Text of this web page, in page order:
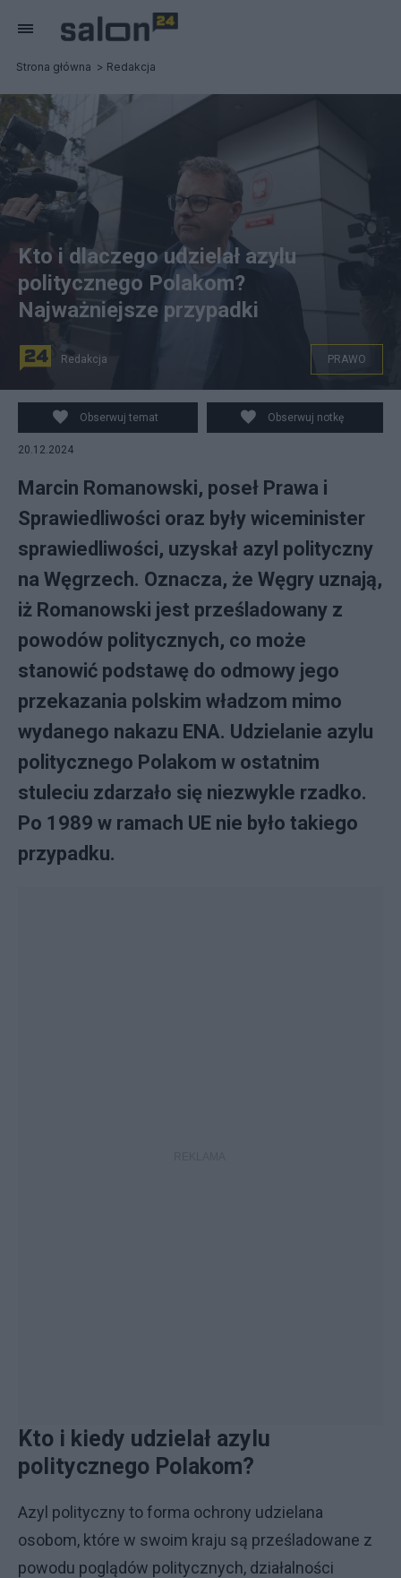
Strona główna Redakcja
fot. PAP/Paweł Supernak
Kto i dlaczego udzielał azylu
politycznego Polakom?
Najważniejsze przypadki
Redakcja PRAWO
Obserwuj temat Obserwuj notkę
20.12.2024
Marcin Romanowski, poseł Prawa i
Sprawiedliwości oraz były wiceminister
sprawiedliwości, uzyskał azyl polityczny
na Węgrzech. Oznacza, że Węgry uznają,
iż Romanowski jest prześladowany z
powodów politycznych, co może
stanowić podstawę do odmowy jego
przekazania polskim władzom mimo
wydanego nakazu ENA. Udzielanie azylu
politycznego Polakom w ostatnim
stuleciu zdarzało się niezwykle rzadko.
Po 1989 w ramach UE nie było takiego
przypadku.
Kto i kiedy udzielał azylu
politycznego Polakom?
Azyl polityczny to forma ochrony udzielana
osobom, które w swoim kraju są prześladowane z
powodu poglądów politycznych, działalności